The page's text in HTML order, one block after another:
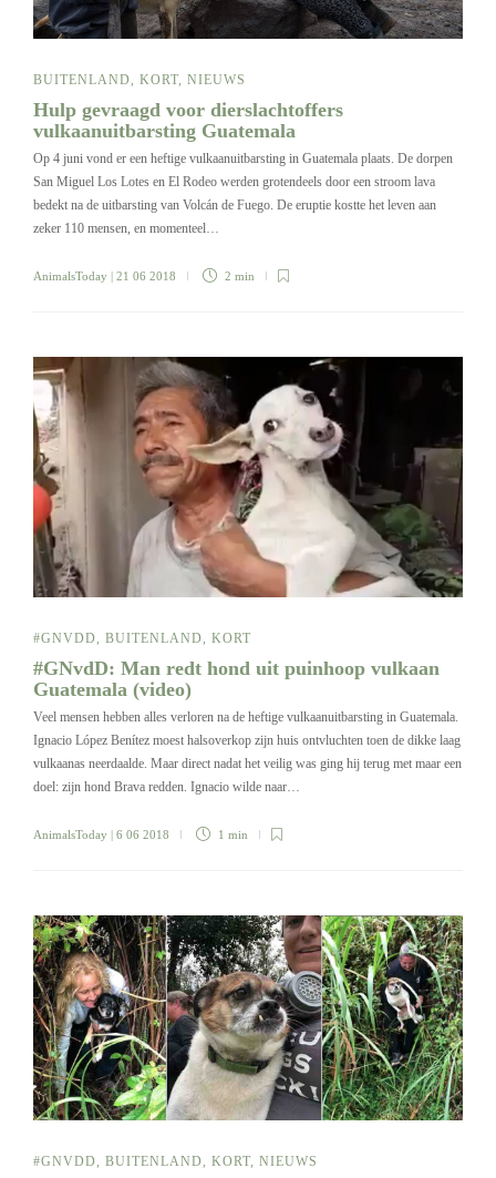
BUITENLAND, KORT, NIEUWS
Hulp gevraagd voor dierslachtoffers
vulkaanuitbarsting Guatemala
Op 4 juni vond er een heftige vulkaanuitbarsting in Guatemala plaats. De dorpen
San Miguel Los Lotes en El Rodeo werden grotendeels door een stroom lava
bedekt na de uitbarsting van Volcán de Fuego. De eruptie kostte het leven aan
zeker 110 mensen, en momenteel…
AnimalsToday | 21 06 2018 2 min
#GNVDD, BUITENLAND, KORT
#GNvdD: Man redt hond uit puinhoop vulkaan
Guatemala (video)
Veel mensen hebben alles verloren na de heftige vulkaanuitbarsting in Guatemala.
Ignacio López Benítez moest halsoverkop zijn huis ontvluchten toen de dikke laag
vulkaanas neerdaalde. Maar direct nadat het veilig was ging hij terug met maar een
doel: zijn hond Brava redden. Ignacio wilde naar…
AnimalsToday | 6 06 2018 1 min
#GNVDD, BUITENLAND, KORT, NIEUWS